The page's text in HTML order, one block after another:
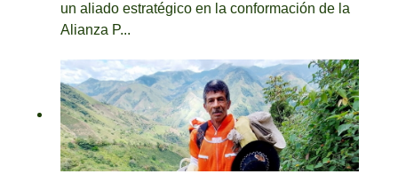
un aliado estratégico en la conformación de la
Alianza P...